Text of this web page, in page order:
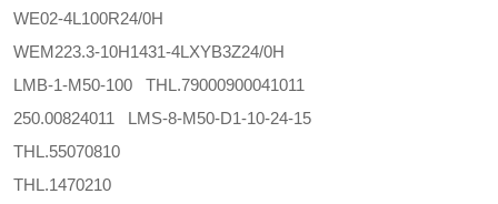
WE02-4L100R24/0H
WEM223.3-10H1431-4LXYB3Z24/0H
LMB-1-M50-100 THL.79000900041011
250.00824011 LMS-8-M50-D1-10-24-15
THL.55070810
THL.1470210